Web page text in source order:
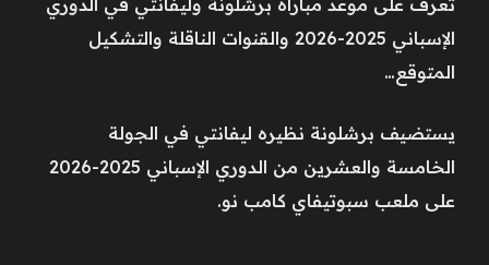
الإسباني 2025-2026 والقنوات الناقلة والتشكيل
المتوقع…
يستضيف برشلونة نظيره ليفانتي في الجولة
الخامسة والعشرين من الدوري الإسباني 2025-2026
على ملعب سبوتيفاي كامب نو.